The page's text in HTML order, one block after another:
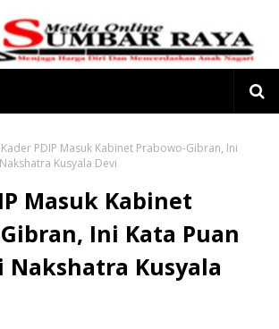
Kader PDIP Masuk Kabinet Prabowo-Gibran, Ini
Kusyala Devi
Masuk Kabinet
Ini Kata Puan
Nakshatra Kusyala